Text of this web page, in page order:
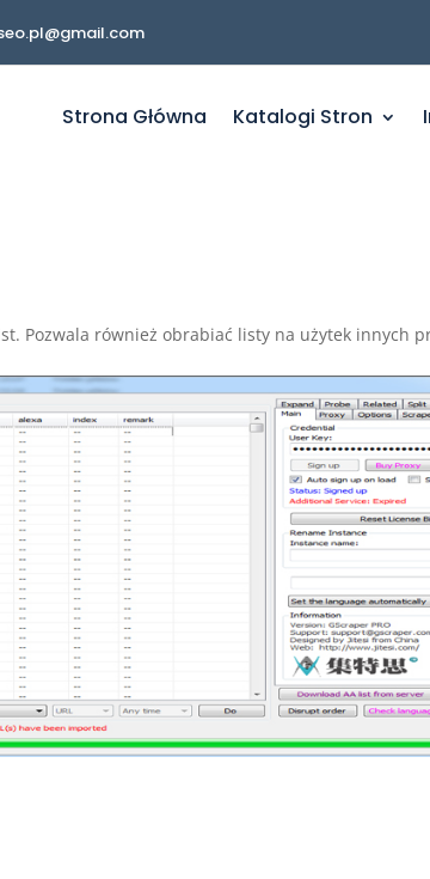
Strona Główna Katalogi Stron
Pozwala również obrabiać listy na użytek innych